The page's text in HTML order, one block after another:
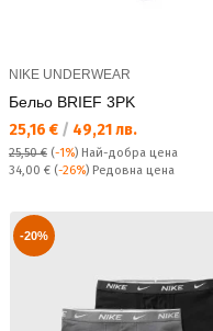
NIKE UNDERWEAR
Бельо BRIEF 3PK
Текуща цена:
25,16 € / 49,21 лв.
25,50 € (-1%) Най-добра цена
Редовна цена:
34,00 € (-26%) Редовна цена
-20%